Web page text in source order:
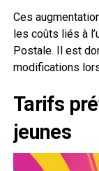
Ces
les coûts liés à
Postale. Il est
modifications
Tarifs
jeunes